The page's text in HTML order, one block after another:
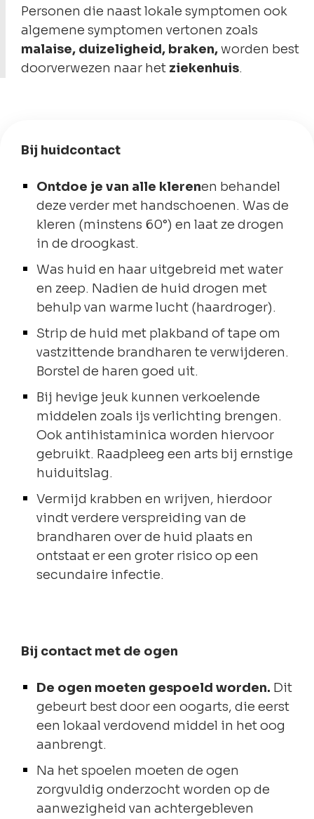
Personen die naast lokale symptomen ook
algemene symptomen vertonen zoals
malaise, duizeligheid, braken,worden best
doorverwezen naar het ziekenhuis.
Bij huidcontact
Ontdoe je van alle klerenen behandel
deze verder met handschoenen. Was de
kleren (minstens 60°) en laat ze drogen
in de droogkast.
Was huid en haar uitgebreid met water
en zeep. Nadien de huid drogen met
behulp van warme lucht (haardroger).
Strip de huid met plakband of tape om
vastzittende brandharen te verwijderen.
Borstel de haren goed uit.
Bij hevige jeuk kunnen verkoelende
middelen zoals ijs verlichting brengen.
Ook antihistaminica worden hiervoor
gebruikt. Raadpleeg een arts bij ernstige
huiduitslag.
Vermijd krabben en wrijven, hierdoor
vindt verdere verspreiding van de
brandharen over de huid plaats en
ontstaat er een groter risico op een
secundaire infectie.
Bij contact met de ogen
De ogen moeten gespoeld worden. Dit
gebeurt best door een oogarts, die eerst
een lokaal verdovend middel in het oog
aanbrengt.
Na het spoelen moeten de ogen
zorgvuldig onderzocht worden op de
aanwezigheid van achtergebleven